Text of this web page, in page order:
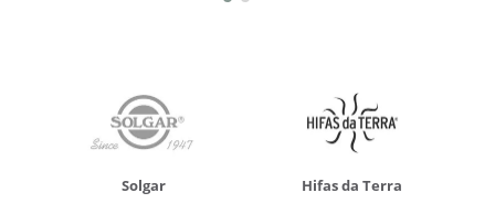
Solgar Hifas da Terra